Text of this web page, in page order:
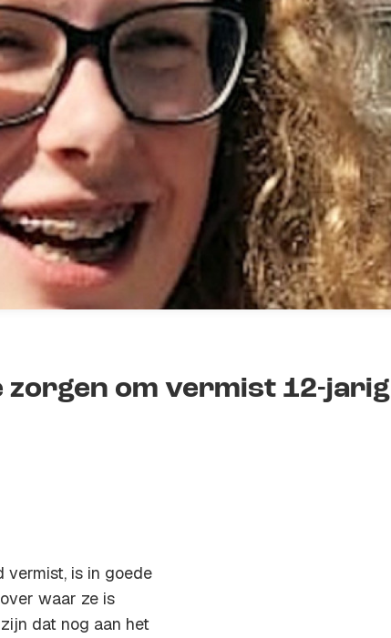
om vermist 12-jarig
vermist, is in goede
waar ze is
dat nog aan het